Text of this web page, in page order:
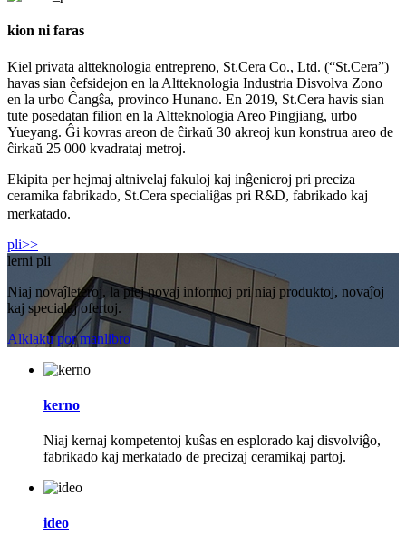
kion ni faras
Kiel privata altteknologia entrepreno, St.Cera Co., Ltd. (“St.Cera”)
havas sian ĉefsidejon en la Altteknologia Industria Disvolva Zono
en la urbo Ĉangŝa, provinco Hunano. En 2019, St.Cera havis sian
tute posedatan filion en la Altteknologia Areo Pingjiang, urbo
Yueyang. Ĝi kovras areon de ĉirkaŭ 30 akreoj kun konstrua areo de
ĉirkaŭ 25 000 kvadrataj metroj.
Ekipita per hejmaj altnivelaj fakuloj kaj inĝenieroj pri preciza
ceramika fabrikado, St.Cera specialiĝas pri R&D, fabrikado kaj
merkatado.
pli>>
lerni pli
Niaj novaĵleteroj, la plej novaj informoj pri niaj produktoj, novaĵoj
kaj specialaj ofertoj.
Alklaku por manlibro
kerno
Niaj kernaj kompetentoj kuŝas en esplorado kaj disvolviĝo,
fabrikado kaj merkatado de precizaj ceramikaj partoj.
ideo